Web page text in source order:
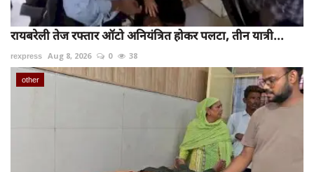
रायबरेली तेज रफ्तार ऑटो अनियंत्रित होकर पलटा, तीन यात्री...
rexpress Aug 8, 2026 0 38
other